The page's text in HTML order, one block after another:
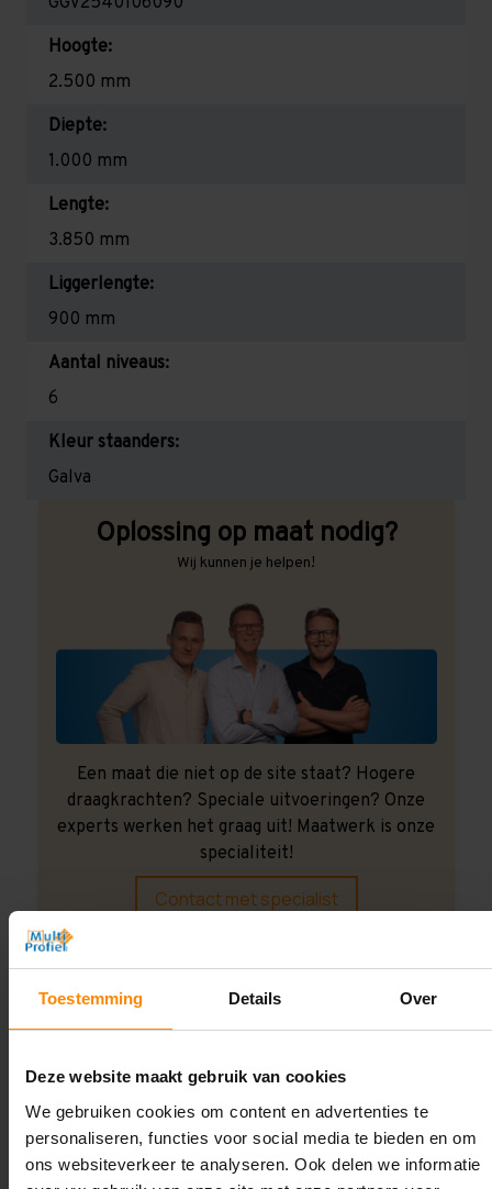
Toestemming Details Over
Deze website maakt gebruik van cookies
We gebruiken cookies om content en advertenties te
personaliseren, functies voor social media te bieden en om
ons websiteverkeer te analyseren. Ook delen we informatie
Hoogte:
2.500 mm
Diepte:
1.000 mm
Lengte:
3.850 mm
Liggerlengte:
900 mm
Aantal niveaus:
6
Kleur staanders:
Galva
Oplossing op maat nodig?
Wij kunnen je helpen!
Een maat die niet op de site staat? Hogere
draagkrachten? Speciale uitvoeringen? Onze
experts werken het graag uit! Maatwerk is onze
specialiteit!
Contact met specialist
Montage uitbesteden?
Laat ons het doen!